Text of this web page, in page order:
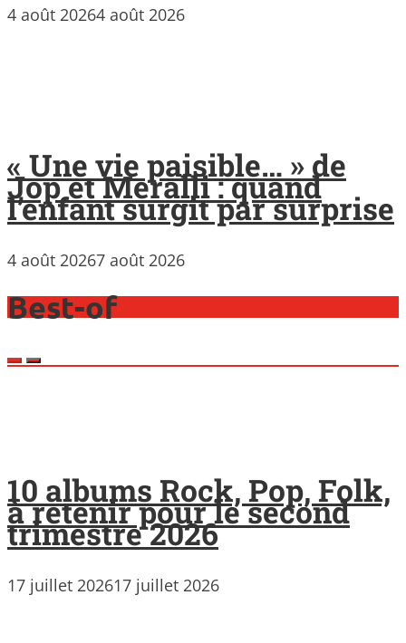
4 août 20264 août 2026
« Une vie paisible… » de
Jop et Meralli : quand
l’enfant surgit par surprise
4 août 20267 août 2026
Best-of
10 albums Rock, Pop, Folk,
à retenir pour le second
trimestre 2026
17 juillet 202617 juillet 2026